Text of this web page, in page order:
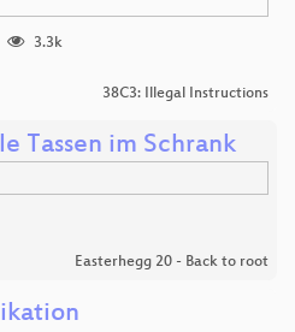
3.3k
38C3: Illegal Instructions
Tassen im Schrank
Easterhegg 20 - Back to root